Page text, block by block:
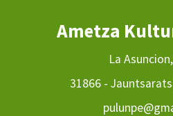
Ametza
La
31866 -